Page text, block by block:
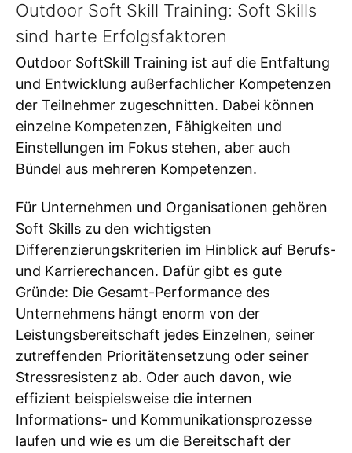
Outdoor Soft Skill Training: Soft Skills
sind harte Erfolgsfaktoren
Outdoor SoftSkill Training ist auf die Entfaltung
und Entwicklung außerfachlicher Kompetenzen
der Teilnehmer zugeschnitten. Dabei können
einzelne Kompetenzen, Fähigkeiten und
Einstellungen im Fokus stehen, aber auch
Bündel aus mehreren Kompetenzen.
Für Unternehmen und Organisationen gehören
Soft Skills zu den wichtigsten
Differenzierungskriterien im Hinblick auf Berufs-
und Karrierechancen. Dafür gibt es gute
Gründe: Die Gesamt-Performance des
Unternehmens hängt enorm von der
Leistungsbereitschaft jedes Einzelnen, seiner
zutreffenden Prioritätensetzung oder seiner
Stressresistenz ab. Oder auch davon, wie
effizient beispielsweise die internen
Informations- und Kommunikationsprozesse
laufen und wie es um die Bereitschaft der